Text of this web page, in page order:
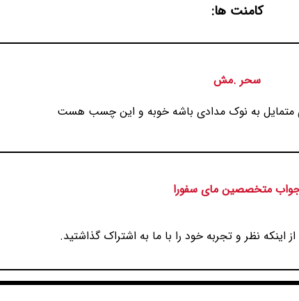
کامنت ها:
سحر .مش
به نوک مدادی باشه خوبه و این چسب هست
متخصصین مای سفورا
اینکه نظر و تجربه خود را با ما به اشتراک گذاشتید.